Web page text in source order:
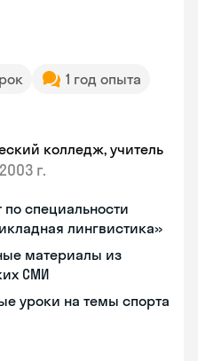
1 год опыта
колледж, учитель
2003 г.
по специальности
лингвистика»
материалы из
СМИ
уроки на темы спорта